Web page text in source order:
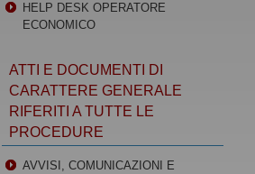
HELP DESK OPERATORE
ECONOMICO
ATTI E DOCUMENTI DI
CARATTERE GENERALE
RIFERITI A TUTTE LE
PROCEDURE
AVVISI, COMUNICAZIONI E